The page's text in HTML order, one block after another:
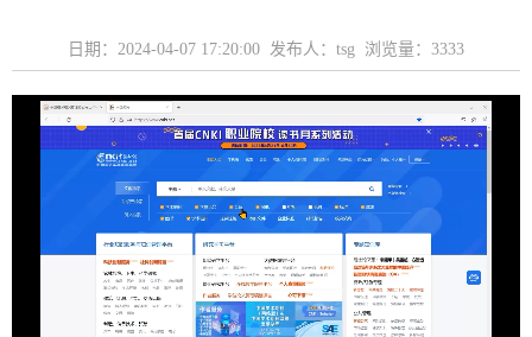
日期：2024-04-07 17:20:00 发布人：tsg 浏览量： 3333